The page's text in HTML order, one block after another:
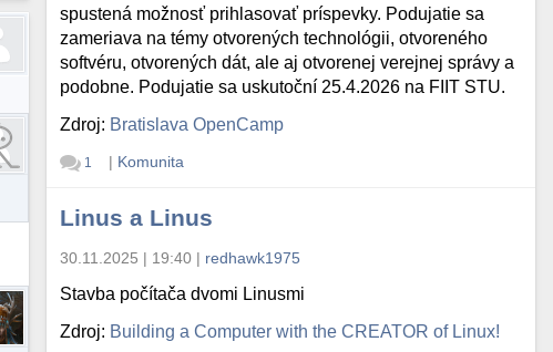
spustená možnosť prihlasovať príspevky. Podujatie sa
zameriava na témy otvorených technológii, otvoreného
softvéru, otvorených dát, ale aj otvorenej verejnej správy a
podobne. Podujatie sa uskutoční 25.4.2026 na FIIT STU.
Zdroj: Bratislava OpenCamp
1 | Komunita
Linus a Linus
30.11.2025 | 19:40 | redhawk1975
Stavba počítača dvomi Linusmi
Zdroj: Building a Computer with the CREATOR of Linux!